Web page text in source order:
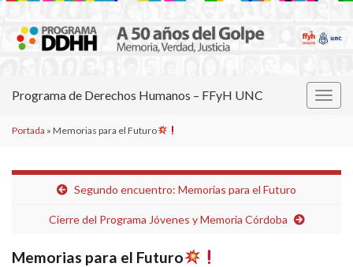
Programa de Derechos Humanos – FFyH UNC
Portada » Memorias para el Futuro
Segundo encuentro: Memorias para el Futuro
Cierre del Programa Jóvenes y Memoria Córdoba
Memorias para el Futuro